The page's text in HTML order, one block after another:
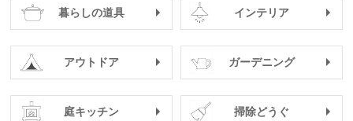
暮らしの道具 インテリア
アウトドア ガーデニング
庭キッチン 掃除どうぐ